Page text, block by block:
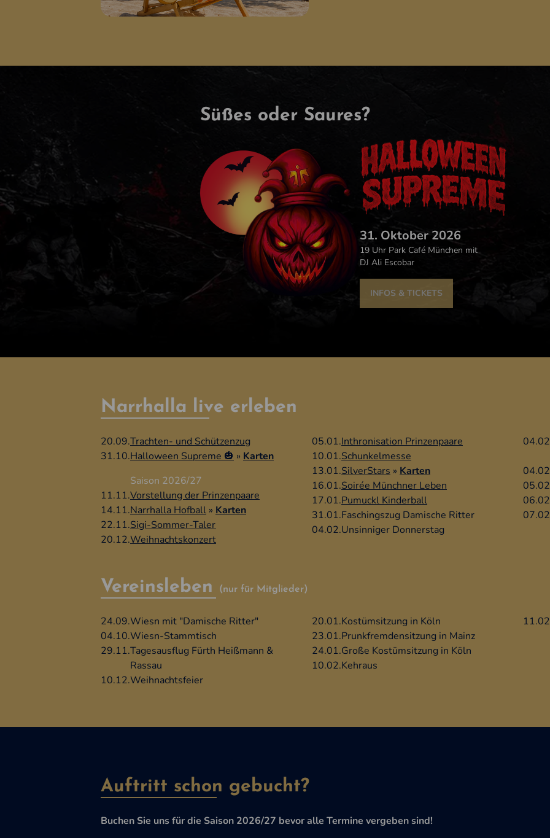
Süßes oder Saures?
31. Oktober 2026
19 Uhr Park Café München mit
DJ Ali Escobar
INFOS & TICKETS
Narrhalla live erleben
20.09.Trachten- und Schützenzug
31.10.Halloween Supreme 🎃 » Karten
11.11.
Saison 2026/27
Vorstellung der Prinzen­paare
14.11.Narrhalla Hofball » Karten
22.11.Sigi-Sommer-Taler
20.12.Weihnachts­konzert
05.01.Inthronisation Prinzenpaare
10.01.Schunkelmesse
13.01.SilverStars » Karten
16.01.Soirée Münchner Leben
17.01.Pumuckl Kinderball
31.01.Faschingszug Damische Ritter
04.02.Unsinniger Donnerstag
Vereinsleben (nur für Mitglieder)
24.09.Wiesn mit "Damische Ritter"
04.10.Wiesn-Stammtisch
29.11.Tagesausflug Fürth Heißmann &
Rassau
10.12.Weihnachtsfeier
20.01.Kostümsitzung in Köln
23.01.Prunkfremdensitzung in Mainz
24.01.Große Kostümsitzung in Köln
10.02.Kehraus
Auftritt schon gebucht?
Buchen Sie uns für die Saison 2026/27 bevor alle Termine vergeben sind!